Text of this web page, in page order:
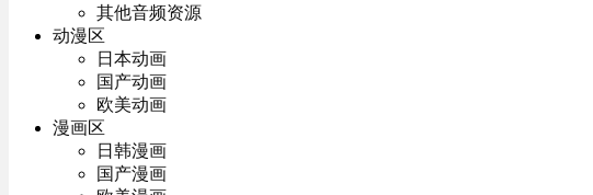
其他音频资源
动漫区
日本动画
国产动画
欧美动画
漫画区
日韩漫画
国产漫画